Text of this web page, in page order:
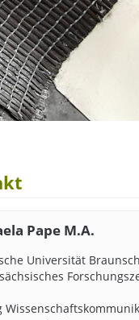
Pape M.A.
Universität